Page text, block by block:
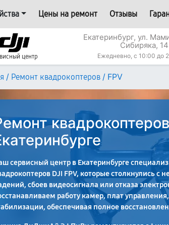
Цены на ремонт Отзывы
центр
Екатеринбург, ул.
Сибиряка,
Ежедневно, с 10:00 до
/ Ремонт квадрокоптеров / FPV
сервисный центр в Екатеринбурге
DJI FPV, которые столкнулись с
сбоев видеосигнала или отказа
работу камер, плат
обеспечивая полное